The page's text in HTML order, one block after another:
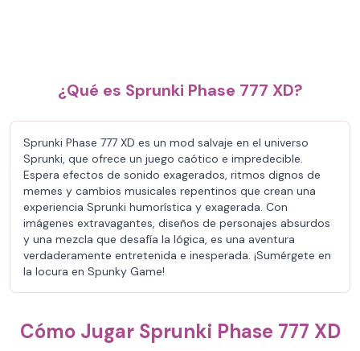
¿Qué es Sprunki Phase 777 XD?
Sprunki Phase 777 XD es un mod salvaje en el universo
Sprunki, que ofrece un juego caótico e impredecible.
Espera efectos de sonido exagerados, ritmos dignos de
memes y cambios musicales repentinos que crean una
experiencia Sprunki humorística y exagerada. Con
imágenes extravagantes, diseños de personajes absurdos
y una mezcla que desafía la lógica, es una aventura
verdaderamente entretenida e inesperada. ¡Sumérgete en
la locura en Spunky Game!
Cómo Jugar Sprunki Phase 777 XD